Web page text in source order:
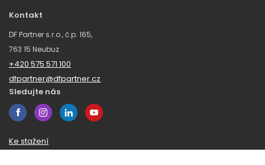
Kontakt
DF Partner s.r.o., č.p. 165,
763 15 Neubuz
+420 575 571 100
dfpartner@dfpartner.cz
Sledujte nás
Ke stažení